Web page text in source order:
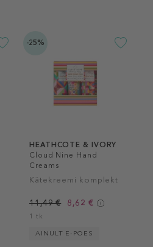
-25%
HEATHCOTE & IVORY
Cloud Nine Hand
Creams
Kätekreemi komplekt
11,49 € 8,62 €
1 tk
AINULT E-POES